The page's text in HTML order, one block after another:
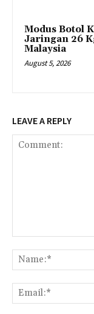
Modus Botol
Jaringan 26
Malaysia
August 5, 2026
LEAVE A REPLY